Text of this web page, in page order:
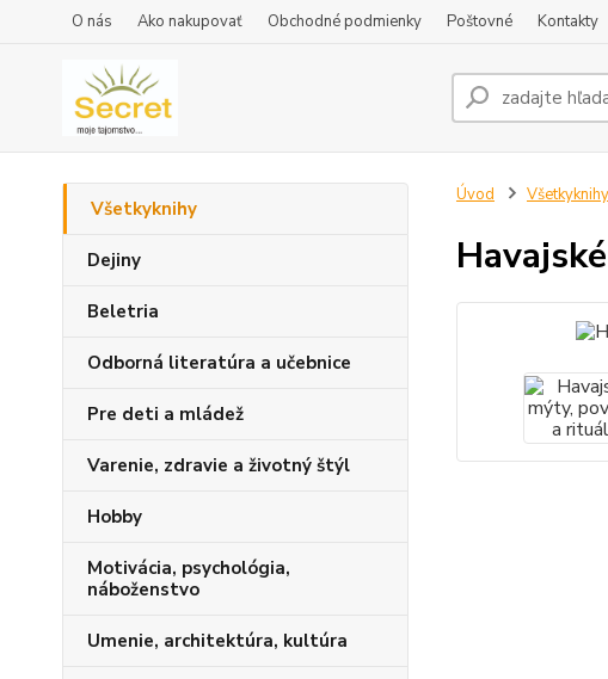
O nás Ako nakupovať Obchodné podmienky Poštovné Kontakty
Všetkyknihy
Dejiny
Beletria
Odborná literatúra a učebnice
Pre deti a mládež
Varenie, zdravie a životný štýl
Hobby
Motivácia, psychológia,
náboženstvo
Umenie, architektúra, kultúra
Úvod Všetkyknihy